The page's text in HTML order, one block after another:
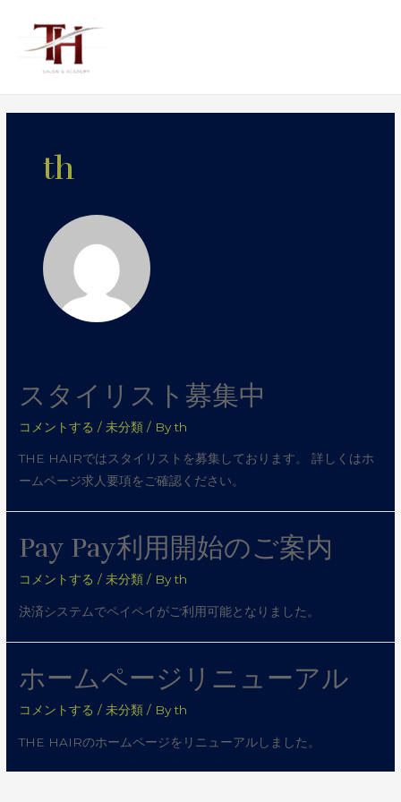
th
スタイリスト募集中
コメントする /未分類 / Byth
THE HAIRではスタイリストを募集しております。 詳しくはホ
ームページ求人要項をご確認ください。
Pay Pay利用開始のご案内
コメントする /未分類 / Byth
決済システムでペイペイがご利用可能となりました。
ホームページリニューアル
コメントする /未分類 / Byth
THE HAIRのホームページをリニューアルしました。